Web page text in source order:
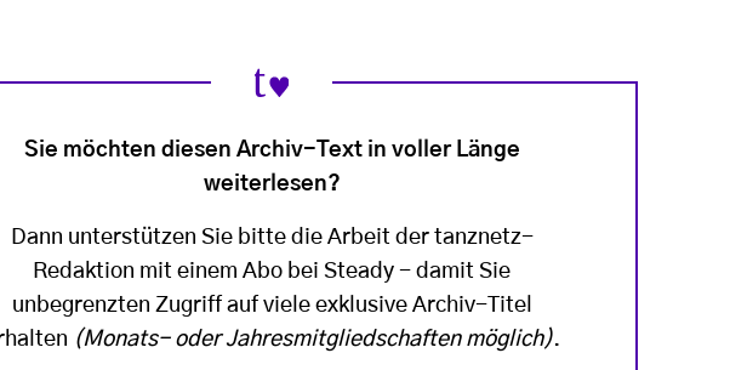
Sie möchten diesen Archiv-Text in voller Länge
weiterlesen?
Dann unterstützen Sie bitte die Arbeit der tanznetz-
Redaktion mit einem Abo bei Steady - damit Sie
unbegrenzten Zugriff auf viele exklusive Archiv-Titel
(Monats- oder Jahresmitgliedschaften möglich).